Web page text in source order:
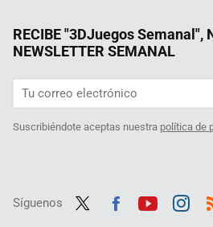
RECIBE "3DJuegos Semanal",
NEWSLETTER SEMANAL
Suscribiéndote aceptas nuestra política de
Síguenos